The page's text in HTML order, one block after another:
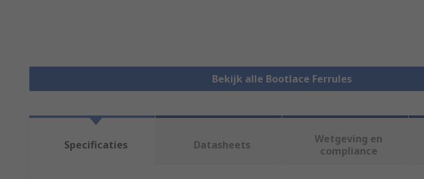
Bekijk alle Bootlace Ferrules
Specificaties Datasheets
Wetgeving en
compliance